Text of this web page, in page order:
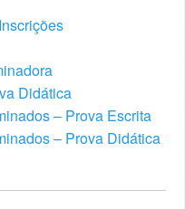
Didática
– Prova Escrita
– Prova Didática